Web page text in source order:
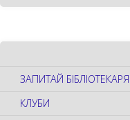
ЗАПИТАЙ БІБЛІОТЕКАРЯ
КЛУБИ